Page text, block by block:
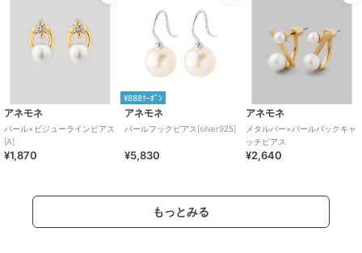
アネモネ
パール×ビジューラインピアス
[A]
¥1,870
¥888ｸｰﾎﾟﾝ
アネモネ
パールフックピアス[silver925]
¥5,830
アネモネ
メタルバー×パールバックキャ
ッチピアス
¥2,640
もっとみる